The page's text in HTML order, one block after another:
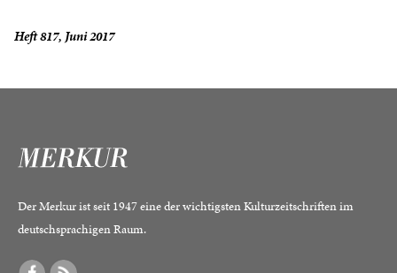
Heft 817, Juni 2017
Der Merkur ist seit 1947 eine der wichtigsten Kulturzeitschriften im
deutschsprachigen Raum.